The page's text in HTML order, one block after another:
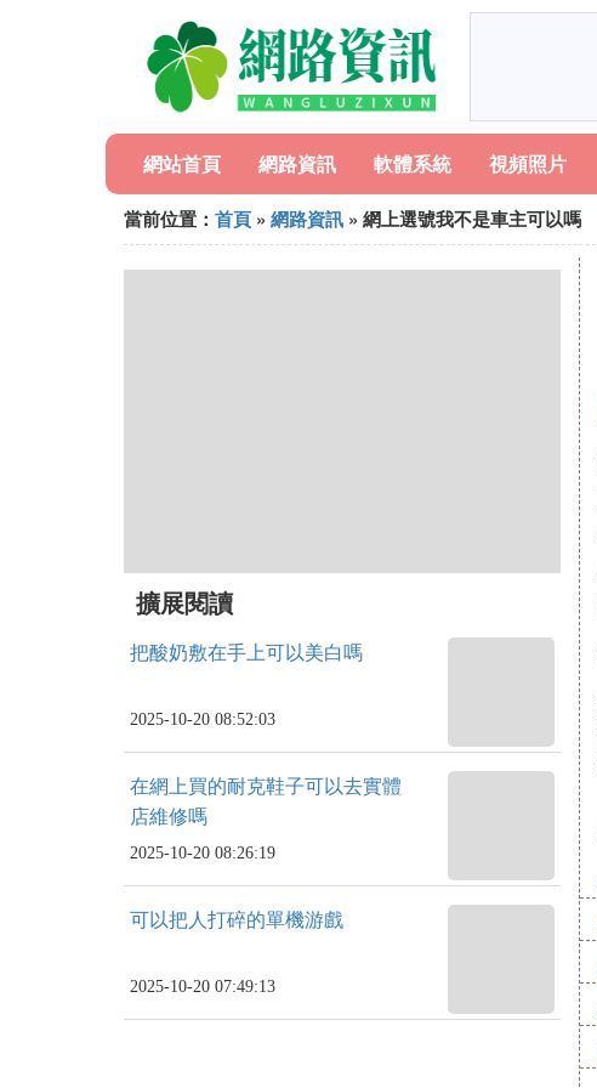
網站首頁 網路資訊 軟體系統 視頻照片
當前位置： 首頁 » 網路資訊 » 網上選號我不是車主可以嗎
擴展閱讀
把酸奶敷在手上可以美白嗎
2025-10-20 08:52:03
在網上買的耐克鞋子可以去實體
店維修嗎
2025-10-20 08:26:19
可以把人打碎的單機游戲
2025-10-20 07:49:13